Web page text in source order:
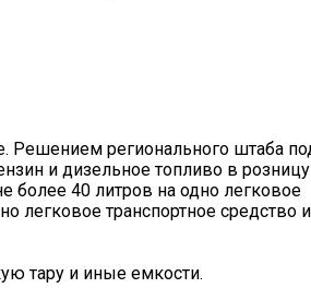
Решением регионального штаба
и дизельное топливо в розницу
более 40 литров на одно легковое
легковое транспортное средство и
тару и иные емкости.